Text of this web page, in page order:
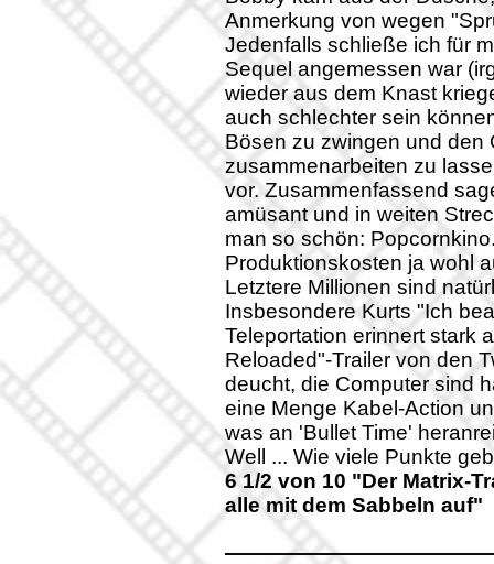
Anmerkung von wegen
Jedenfalls schließe ich für
Sequel angemessen war
wieder aus dem Knast
auch schlechter sein
Bösen zu zwingen und den
zusammenarbeiten zu
vor. Zusammenfassend
amüsant und in weiten
man so schön:
Produktionskosten ja wohl
Letztere Millionen sind
Insbesondere Kurts "Ich
Teleportation erinnert stark
Reloaded"-Trailer von den
deucht, die Computer sind
eine Menge Kabel-Action
was an 'Bullet Time'
Well ... Wie viele Punkte
6 1/2 von 10 "Der Matrix-
alle mit dem Sabbeln auf"